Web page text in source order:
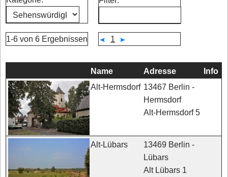
1-6 von 6 Ergebnissen 1
Name Adresse Info
Alt-Hermsdorf 13467 Berlin -
Hermsdorf
Alt-Hermsdorf 5
Alt-Lübars
13469 Berlin -
Lübars
Alt Lübars 1